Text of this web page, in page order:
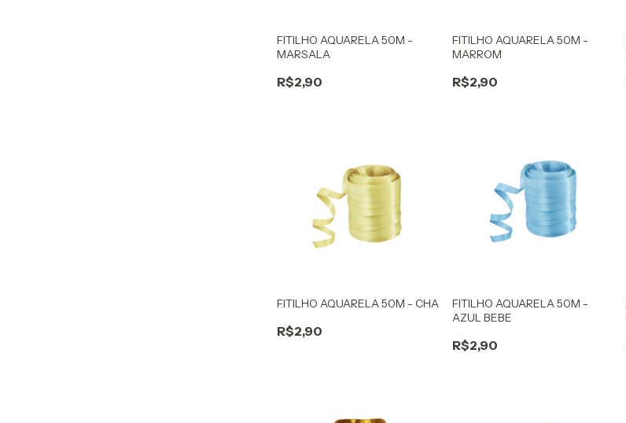
FITILHO AQUARELA 50M -
MARSALA
R$2,90
FITILHO AQUARELA 50M -
MARROM
R$2,90
FITILHO AQUARELA 50M - CHA
R$2,90
FITILHO AQUARELA 50M -
AZUL BEBE
R$2,90